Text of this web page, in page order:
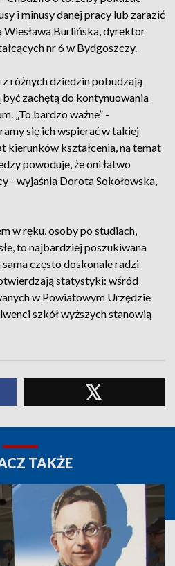
i minusy danej pracy lub zarazić
Wiesława Burlińska, dyrektor
nr 6 w Bydgoszczy.
różnych dziedzin pobudzają
zachętą do kontynuowania
„To bardzo ważne” -
się ich wspierać w takiej
kierunków kształcenia, na temat
powoduje, że oni łatwo
- wyjaśnia Dorota Sokołowska,
w ręku, osoby po studiach,
to najbardziej poszukiwana
często doskonale radzi
statystyki: wśród
w Powiatowym Urzędzie
szkół wyższych stanowią
TAKŻE